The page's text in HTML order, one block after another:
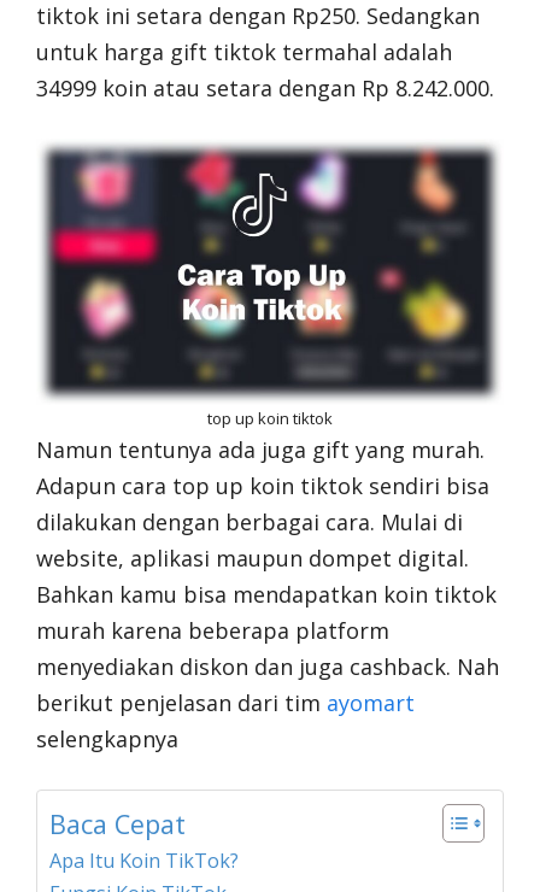
tiktok ini setara dengan Rp250. Sedangkan
untuk harga gift tiktok termahal adalah
34999 koin atau setara dengan Rp 8.242.000.
top up koin tiktok
Namun tentunya ada juga gift yang murah.
Adapun cara top up koin tiktok sendiri bisa
dilakukan dengan berbagai cara. Mulai di
website, aplikasi maupun dompet digital.
Bahkan kamu bisa mendapatkan koin tiktok
murah karena beberapa platform
menyediakan diskon dan juga cashback. Nah
berikut penjelasan dari tim ayomart
selengkapnya
Baca Cepat
Apa Itu Koin TikTok?